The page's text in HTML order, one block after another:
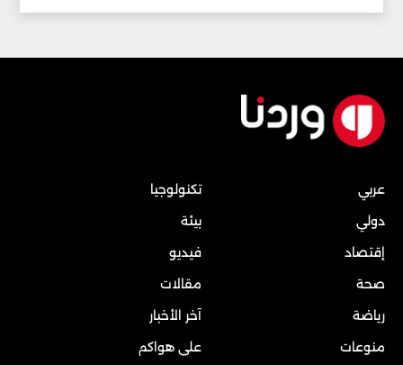
عربي
دولي
إقتصاد
صحة
رياضة
منوعات
تكنولوجيا
بيئة
فيديو
مقالات
آخر الأخبار
على هواكم